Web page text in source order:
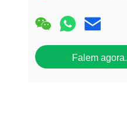
Falem agora.